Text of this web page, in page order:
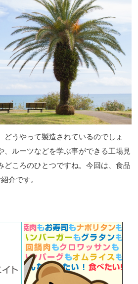
どうやって製造されているのでしょ
、ルーツなどを学ぶ事ができる工場見
どころのひとつですね。今回は、食品
介です。